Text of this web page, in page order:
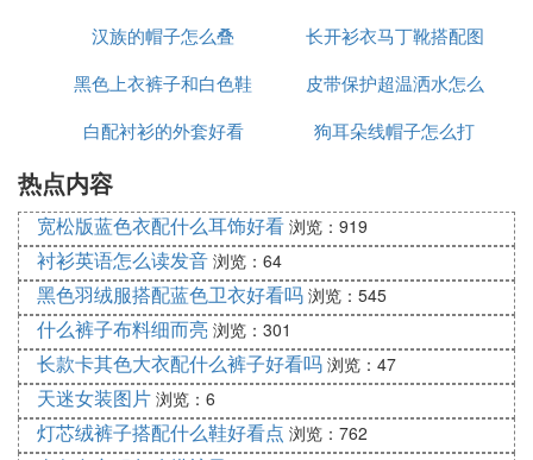
吗
汉族的帽子怎么叠
长开衫衣马丁靴搭配图
片
黑色上衣裤子和白色鞋
子好看
皮带保护超温洒水怎么
接线
白配衬衫的外套好看 狗耳朵线帽子怎么打
热点内容
宽松版蓝色衣配什么耳饰好看 浏览：919
衬衫英语怎么读发音 浏览：64
黑色羽绒服搭配蓝色卫衣好看吗 浏览：545
什么裤子布料细而亮 浏览：301
长款卡其色大衣配什么裤子好看吗 浏览：47
天迷女装图片 浏览：6
灯芯绒裤子搭配什么鞋好看点 浏览：762